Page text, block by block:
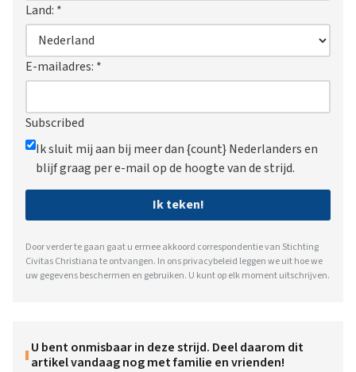
Land: *
E-mailadres: *
Subscribed
Ik sluit mij aan bij meer dan {count} Nederlanders en
blijf graag per e-mail op de hoogte van de strijd.
Ik teken!
Door verder te gaan gaat u ermee akkoord correspondentie van Stichting
Civitas Christiana te ontvangen. In onsprivacybeleid leggen we uit hoe we
uw gegevens beschermen en gebruiken. U kunt op elk moment uitschrijven.
U bent onmisbaar in deze strijd. Deel daarom dit
artikel vandaag nog met familie en vrienden!